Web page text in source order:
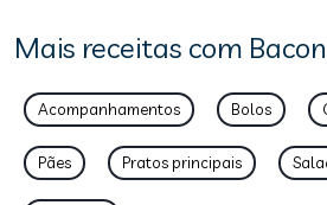
Mais receitas com
Acompanhamentos Bolos
Pães Pratos principais